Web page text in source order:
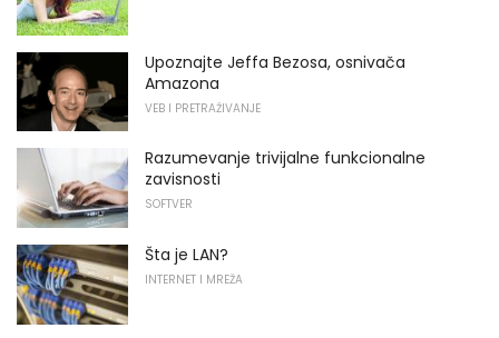
Upoznajte Jeffa Bezosa, osnivača
Amazona
VEB I PRETRAŽIVANJE
Razumevanje trivijalne funkcionalne
zavisnosti
SOFTVER
Šta je LAN?
INTERNET I MREŽA